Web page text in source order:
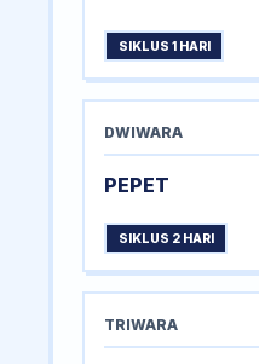
SIKLUS 1 HARI
DWIWARA
PEPET
SIKLUS 2 HARI
TRIWARA